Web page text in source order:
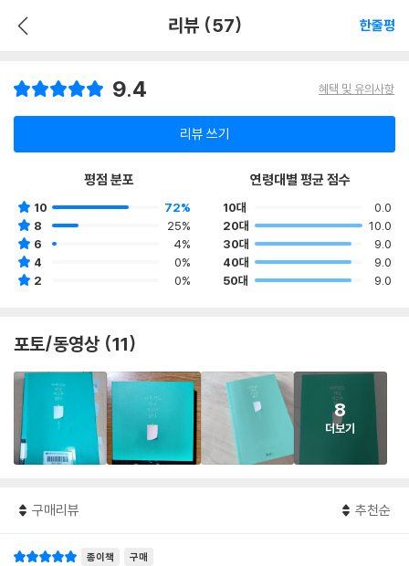
리뷰 (57) 한줄평
9.4 혜택 및 유의사항
리뷰 쓰기
평점 분포
10
72%
8
25%
6
4%
4
0%
2
0%
연령대별 평균 점수
10대
0.0
20대
10.0
30대
9.0
40대
9.0
50대
9.0
포토/동영상 (11)
8
더보기
구매리뷰 추천순
종이책 구매